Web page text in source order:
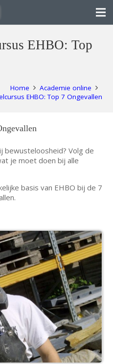
EHBO: Top
Home
Academie online
EHBO: Top 7 Ongevallen
Volg de
je moet doen bij alle
basis van EHBO bij de 7